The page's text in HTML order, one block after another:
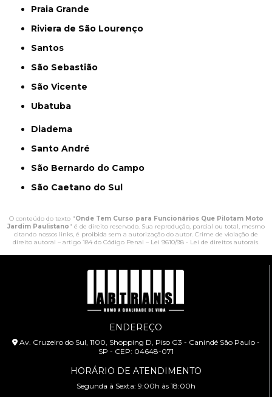
Praia Grande
Riviera de São Lourenço
Santos
São Sebastião
São Vicente
Ubatuba
Diadema
Santo André
São Bernardo do Campo
São Caetano do Sul
O conteúdo do texto "Onde Tem Curso para Funcionários Que Pilotam Moto
Jardim Paulistano" é de direito reservado. Sua reprodução, parcial ou total, mesmo
citando nossos links, é proibida sem a autorização do autor. Crime de violação de
direito autoral – artigo 184 do Código Penal – Lei 9610/98 - Lei de direitos autorais.
ENDEREÇO
Av. Cruzeiro do Sul, 1100, Shopping D, Piso G3 - Canindé São Paulo -
SP - CEP: 04648-071
HORÁRIO DE ATENDIMENTO
Segunda à Sexta: 9:00h às 18:00h